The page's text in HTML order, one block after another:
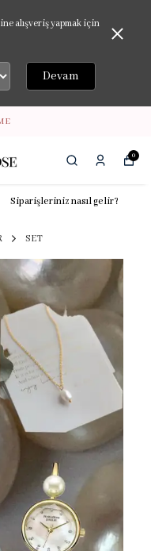
alışveriş yapmak için
Devam
0
Siparişleriniz nasıl gelir?
SET